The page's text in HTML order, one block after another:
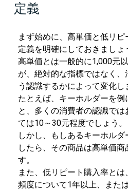
定義
まず始めに、高単価と低リ
定義を明確にしておきましょ
高単価とは一般的に1,000元
が、絶対的な指標ではなく
う認識するかによって変化し
たとえば、キーホルダーを
と、多くの消費者の認識で
ては10～30元程度でしょう。
しかし、もしあるキーホル
したら、その商品は高単価
す。
また、低リピート購入率と
頻度について1年以上、また